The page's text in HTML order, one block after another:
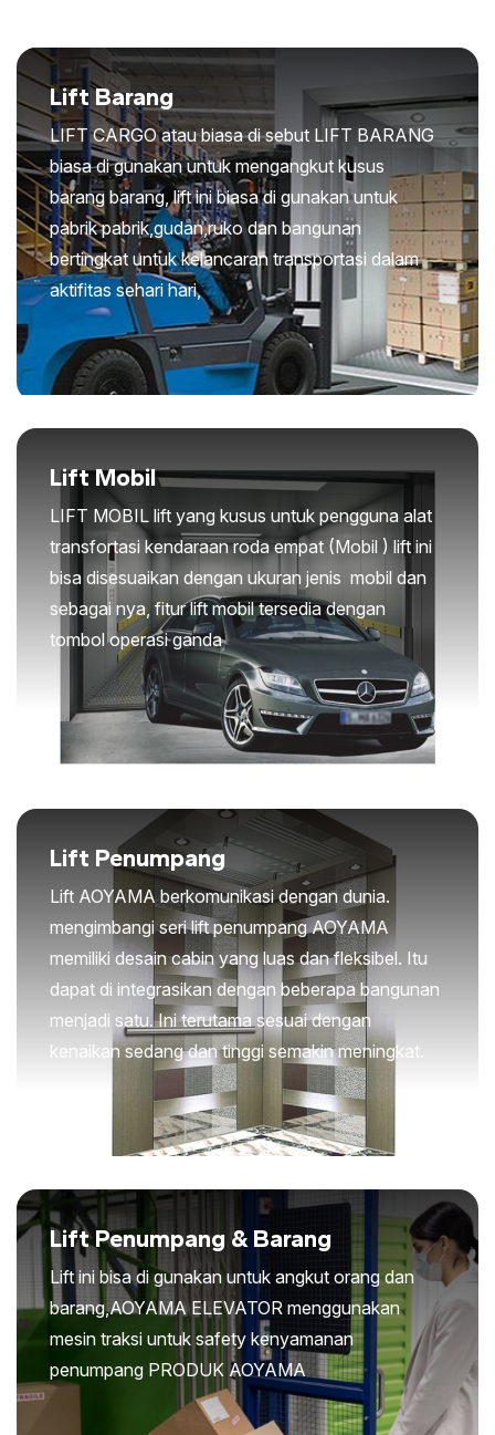
Lift Barang
LIFT CARGO atau biasa di sebut LIFT BARANG
biasa di gunakan untuk mengangkut kusus
barang barang, lift ini biasa di gunakan untuk
pabrik pabrik,gudan,ruko dan bangunan
bertingkat untuk kelancaran transportasi dalam
aktifitas sehari hari,
Lift Mobil
LIFT MOBIL lift yang kusus untuk pengguna alat
transfortasi kendaraan roda empat (Mobil ) lift ini
bisa disesuaikan dengan ukuran jenis mobil dan
sebagai nya, fitur lift mobil tersedia dengan
tombol operasi ganda
Lift Penumpang
Lift AOYAMA berkomunikasi dengan dunia.
mengimbangi seri lift penumpang AOYAMA
memiliki desain cabin yang luas dan fleksibel. Itu
dapat di integrasikan dengan beberapa bangunan
menjadi satu. Ini terutama sesuai dengan
kenaikan sedang dan tinggi semakin meningkat.
Lift Penumpang & Barang
Lift ini bisa di gunakan untuk angkut orang dan
barang,AOYAMA ELEVATOR menggunakan
mesin traksi untuk safety kenyamanan
penumpang PRODUK AOYAMA